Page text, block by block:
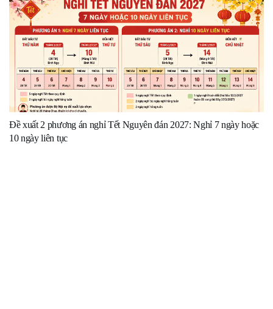
Đề xuất 2 phương án nghỉ Tết Nguyên đán 2027: Nghỉ 7 ngày hoặc
10 ngày liên tục